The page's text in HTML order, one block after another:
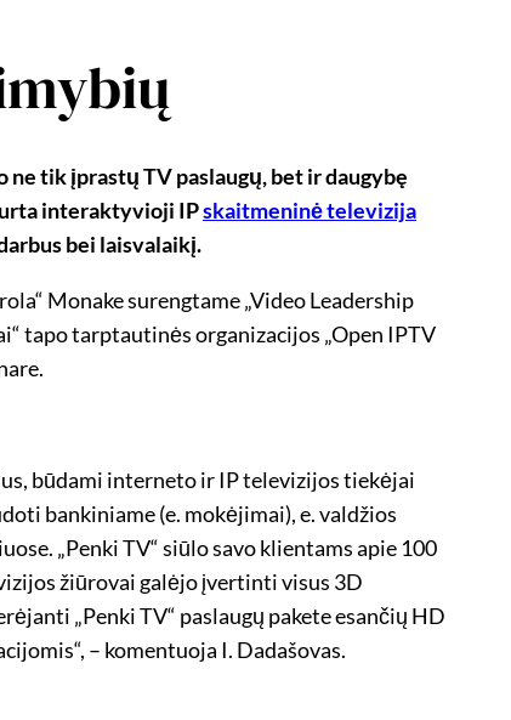
tik įprastų TV paslaugų, bet ir daugybę
interaktyvioji IPskaitmeninė televizija
bei laisvalaikį.
Monake surengtame „Video Leadership
tapo tarptautinės organizacijos „Open IPTV
būdami interneto ir IP televizijos tiekėjai
bankiniame (e. mokėjimai), e. valdžios
„Penki TV“ siūlo savo klientams apie 100
žiūrovai galėjo įvertinti visus 3D
„Penki TV“ paslaugų pakete esančių HD
– komentuoja I. Dadašovas.